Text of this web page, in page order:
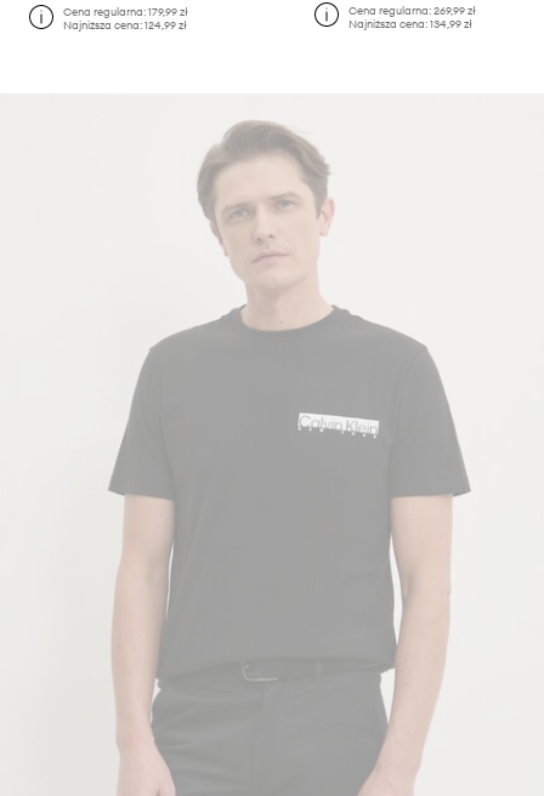
Cena regularna:179,99 zł
Najniższa cena:124,99 zł
Cena regularna: 269,99 zł
Najniższa cena: 134,99 zł